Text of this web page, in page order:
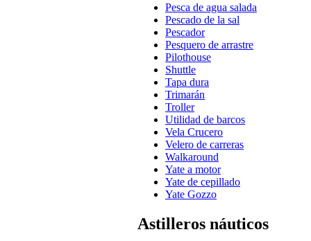
Pesca de agua salada
Pescado de la sal
Pescador
Pesquero de arrastre
Pilothouse
Shuttle
Tapa dura
Trimarán
Troller
Utilidad de barcos
Vela Crucero
Velero de carreras
Walkaround
Yate a motor
Yate de cepillado
Yate Gozzo
Astilleros náuticos